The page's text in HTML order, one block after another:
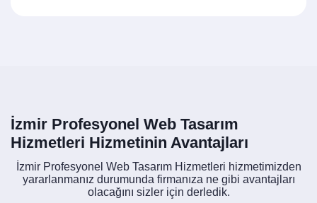
İzmir Profesyonel Web Tasarım
Hizmetleri Hizmetinin Avantajları
İzmir Profesyonel Web Tasarım Hizmetleri hizmetimizden
yararlanmanız durumunda firmanıza ne gibi avantajları
olacağını sizler için derledik.